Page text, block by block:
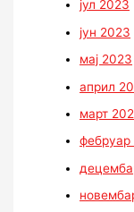
јул 2023
јун 2023
мај 2023
април
март
фебруар